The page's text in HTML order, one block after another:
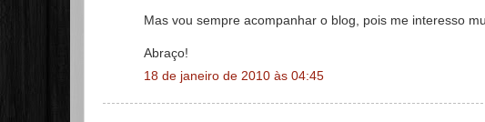
Mas vou sempre acompanhar o blog, pois me interesso
Abraço!
18 de janeiro de 2010 às 04:45